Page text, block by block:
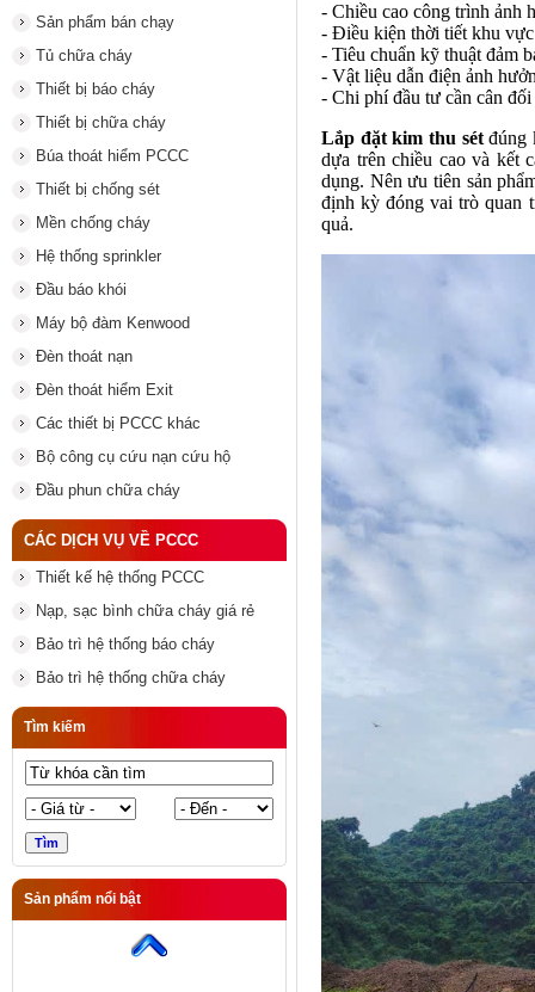
Sản phẩm bán chạy
Tủ chữa cháy
Thiết bị báo cháy
Thiết bị chữa cháy
Búa thoát hiểm PCCC
Thiết bị chống sét
Mền chống cháy
Hệ thống sprinkler
Đầu báo khói
Máy bộ đàm Kenwood
Đèn thoát nạn
Đèn thoát hiểm Exit
Các thiết bị PCCC khác
Bộ công cụ cứu nạn cứu hộ
Đầu phun chữa cháy
CÁC DỊCH VỤ VỀ PCCC
Thiết kế hệ thống PCCC
Nạp, sạc bình chữa cháy giá rẻ
Bảo trì hệ thống báo cháy
Bảo trì hệ thống chữa cháy
Tìm kiếm
Sản phẩm nổi bật
Trung tâm báo cháy 10 kênh
Yunyang (mã hàng YF-1G-
10L) ABS
- Chiều cao công trình ảnh
- Điều kiện thời tiết khu vực
- Tiêu chuẩn kỹ thuật đảm
- Vật liệu dẫn điện ảnh
- Chi phí đầu tư cần cân
Lắp đặt kim thu sétđúng
dựa trên chiều cao và kết
dụng. Nên ưu tiên sản
định kỳ đóng vai trò quan
quả.